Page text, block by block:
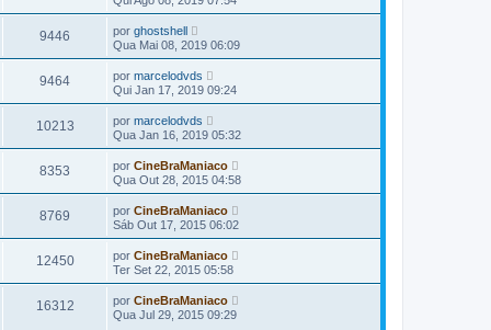
9446 por ghostshell
Qua Mai 08, 2019 06:09
9464 por marcelodvds
Qui Jan 17, 2019 09:24
10213 por marcelodvds
Qua Jan 16, 2019 05:32
8353 por CineBraManiaco
Qua Out 28, 2015 04:58
8769 por CineBraManiaco
Sáb Out 17, 2015 06:02
12450 por CineBraManiaco
Ter Set 22, 2015 05:58
16312 por CineBraManiaco
Qua Jul 29, 2015 09:29